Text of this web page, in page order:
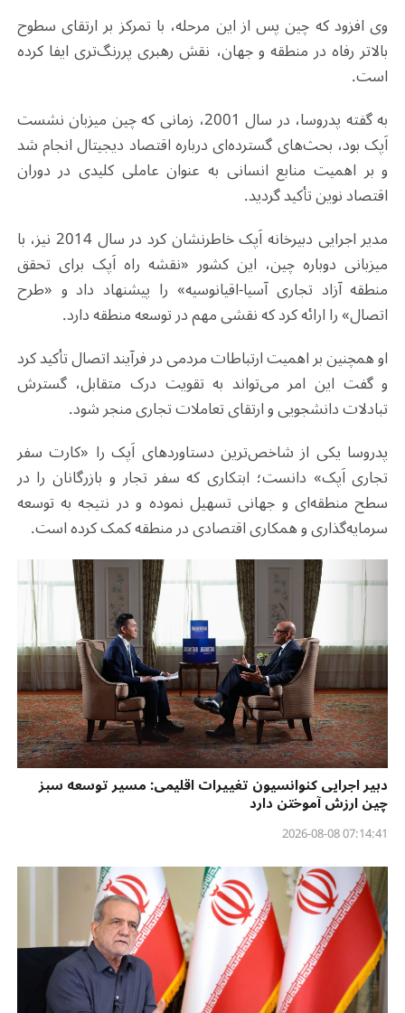
وی افزود که چین پس از این مرحله، با تمرکز بر ارتقای سطوح
بالاتر رفاه در منطقه و جهان، نقش رهبری پررنگ‌تری ایفا کرده
است.
به گفته پدروسا، در سال 2001، زمانی که چین میزبان نشست
اَپک بود، بحث‌های گسترده‌ای درباره اقتصاد دیجیتال انجام شد
و بر اهمیت منابع انسانی به عنوان عاملی کلیدی در دوران
اقتصاد نوین تأکید گردید.
مدیر اجرایی دبیرخانه اَپک خاطرنشان کرد در سال 2014 نیز، با
میزبانی دوباره چین، این کشور «نقشه راه اَپک برای تحقق
منطقه آزاد تجاری آسیا-اقیانوسیه» را پیشنهاد داد و «طرح
اتصال» را ارائه کرد که نقشی مهم در توسعه منطقه دارد.
او همچنین بر اهمیت ارتباطات مردمی در فرآیند اتصال تأکید کرد
و گفت این امر می‌تواند به تقویت درک متقابل، گسترش
تبادلات دانشجویی و ارتقای تعاملات تجاری منجر شود.
پدروسا یکی از شاخص‌ترین دستاوردهای اَپک را «کارت سفر
تجاری اَپک» دانست؛ ابتکاری که سفر تجار و بازرگانان را در
سطح منطقه‌ای و جهانی تسهیل نموده و در نتیجه به توسعه
سرمایه‌گذاری و همکاری اقتصادی در منطقه کمک کرده است.
دبیر اجرایی کنوانسیون تغییرات اقلیمی: مسیر توسعه سبز
چین ارزش آموختن دارد
07:14:41 2026-08-08